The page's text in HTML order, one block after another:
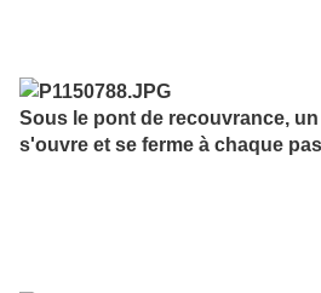
Sous le pont de recouvrance,
s'ouvre et se ferme à chaque